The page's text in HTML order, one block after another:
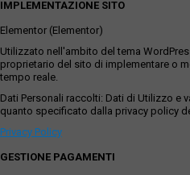
IMPLEMENTAZIONE SITO
Elementor (Elementor)
Utilizzato nell'ambito del tema
proprietario del sito di implementare o
tempo reale.
Dati Personali raccolti: Dati di Utilizzo e
quanto specificato dalla privacy policy
Privacy Policy
GESTIONE PAGAMENTI